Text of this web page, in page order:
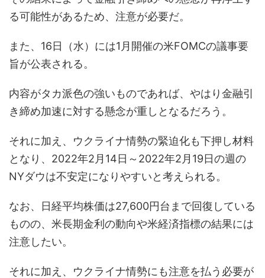
る可能性があるため、注意が必要だ。
また、16日（水）には1月開催の米FOMCの議事要
旨が公表される。
内容がタカ派色の強いものであれば、やはり金融引
き締め加速に対する懸念が重しとなるだろう。
それに加え、ウクライナ情勢の緊迫化も下押し材料
となり、2022年2月14日～2022年2月19日の週の
NYダウは不安定になりやすいと考えられる。
なお、日経平均株価は27,600円台まで回復している
ものの、米長期金利の動向や米経済指標の結果には
注意したい。
それに加え、ウクライナ情勢にも注意を払う必要が